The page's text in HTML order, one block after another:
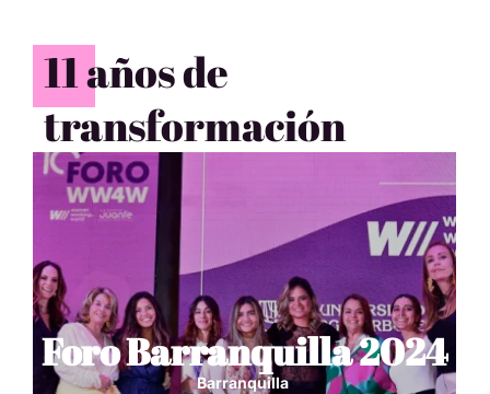
11 años de
transformación
Foro Barranquilla 2024
Barranquilla